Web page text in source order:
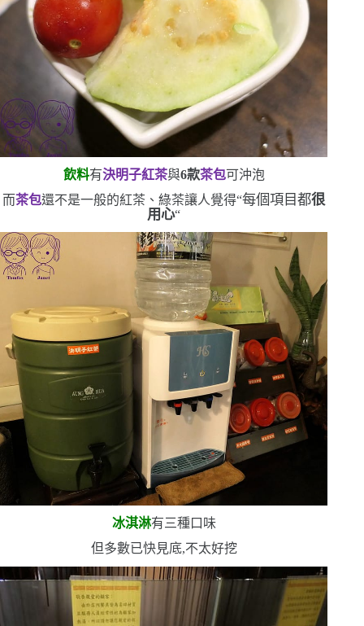
飲料有決明子紅茶與6款茶包可沖泡
而茶包還不是一般的紅茶、綠茶讓人覺得“每個項目都很
用心“
冰淇淋有三種口味
但多數已快見底,不太好挖